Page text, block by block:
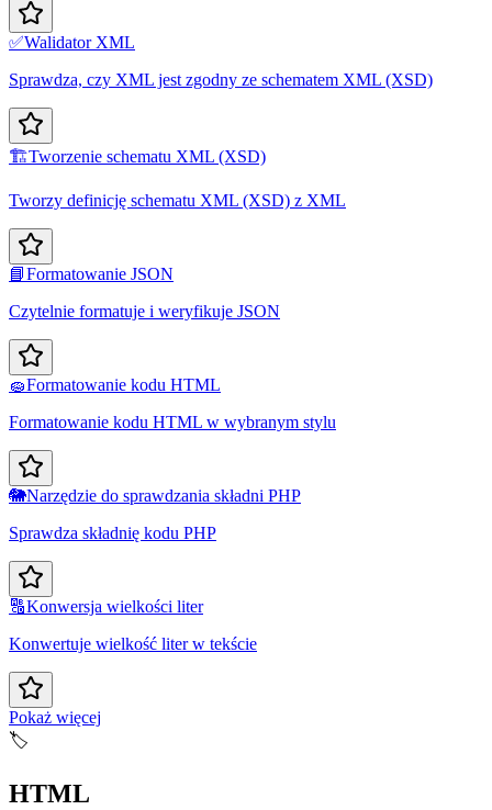
✅Walidator XML
Sprawdza, czy XML jest zgodny ze schematem XML (XSD)
🏗️Tworzenie schematu XML (XSD)
Tworzy definicję schematu XML (XSD) z XML
📘Formatowanie JSON
Czytelnie formatuje i weryfikuje JSON
🧽Formatowanie kodu HTML
Formatowanie kodu HTML w wybranym stylu
🐘Narzędzie do sprawdzania składni PHP
Sprawdza składnię kodu PHP
🔠Konwersja wielkości liter
Konwertuje wielkość liter w tekście
Pokaż więcej
🏷️
HTML